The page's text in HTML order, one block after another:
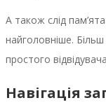
А також слід
найголовніше.
простого
Навігація